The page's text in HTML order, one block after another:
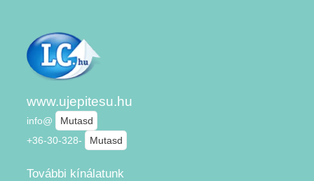
www.ujepitesu.hu
info@
Mutasd
+36-30-328-
Mutasd
További kínálatunk